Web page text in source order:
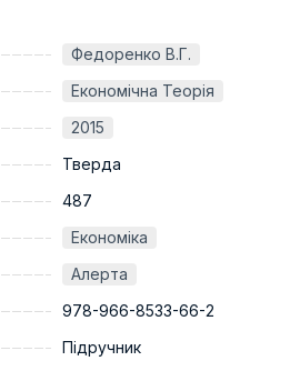
Федоренко В.Г.
Економічна Теорія
2015
Тверда
487
Економіка
Алерта
978-966-8533-66-2
Підручник